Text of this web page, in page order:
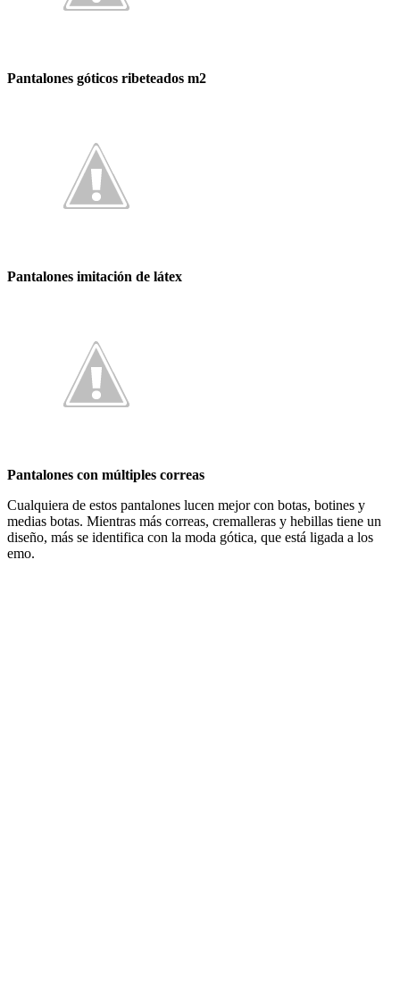
Pantalones góticos ribeteados m2
Pantalones imitación de látex
Pantalones con múltiples correas
Cualquiera de estos pantalones lucen mejor con botas, botines y
medias botas. Mientras más correas, cremalleras y hebillas tiene un
diseño, más se identifica con la moda gótica, que está ligada a los
emo.